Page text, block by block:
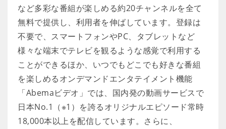
など多彩な番組が楽しめる約20チャンネルを全て
無料で提供し、利用者を伸ばしています。登録は
不要で、スマートフォンやPC、タブレットなど
様々な端末でテレビを観るような感覚で利用する
ことができるほか、いつでもどこでも好きな番組
を楽しめるオンデマンドエンタテイメント機能
「Abemaビデオ」では、国内発の動画サービスで
日本No.1（※1）を誇るオリジナルエピソード常時
18,000本以上を配信しています。さらに、